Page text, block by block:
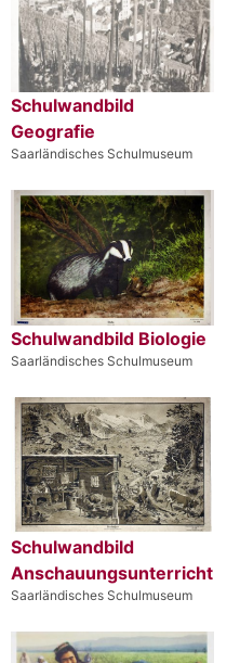
Schulwandbild
Geografie
Saarländisches Schulmuseum
Schulwandbild Biologie
Saarländisches Schulmuseum
Schulwandbild
Anschauungsunterricht
Saarländisches Schulmuseum